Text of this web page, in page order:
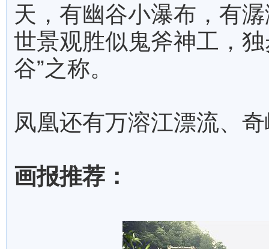
天，有幽谷小瀑布，有
世景观胜似鬼斧神工，
谷”之称。
凤凰还有万溶江漂流、
画报推荐：